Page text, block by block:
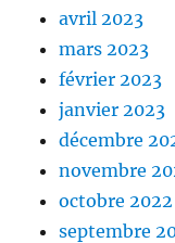
avril 2023
mars 2023
février 2023
janvier 2023
décembre
novembre
octobre 2022
septembre